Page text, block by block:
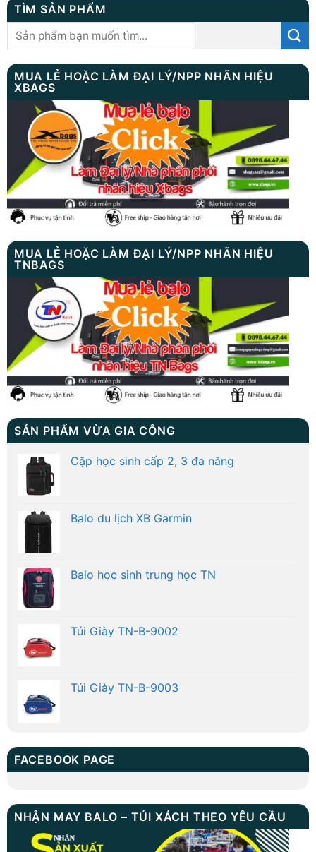
TÌM SẢN PHẨM
Tìm
MUA LẺ HOẶC LÀM ĐẠI LÝ/NPP NHÃN HIỆU
XBAGS
MUA LẺ HOẶC LÀM ĐẠI LÝ/NPP NHÃN HIỆU
TNBAGS
SẢN PHẨM VỪA GIA CÔNG
Cặp học sinh cấp 2, 3 đa năng
Balo du lịch XB Garmin
Balo học sinh trung học TN
Túi Giày TN-B-9002
Túi Giày TN-B-9003
FACEBOOK PAGE
NHẬN MAY BALO – TÚI XÁCH THEO YÊU CẦU